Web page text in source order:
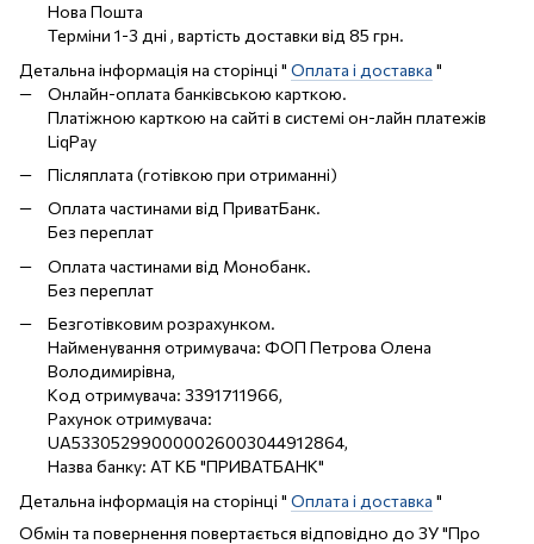
Нова Пошта
Терміни 1-3 дні , вартість доставки від 85 грн.
Детальна інформація на сторінці " Оплата і доставка "
Онлайн-оплата банківською карткою.
Платіжною карткою на сайті в системі он-лайн платежів
LiqPay
Післяплата (готівкою при отриманні)
Оплата частинами від ПриватБанк.
Без переплат
Оплата частинами від Монобанк.
Без переплат
Безготівковим розрахунком.
Найменування отримувача: ФОП Петрова Олена
Володимирівна,
Код отримувача: 3391711966,
Рахунок отримувача:
UA533052990000026003044912864,
Назва банку: АТ КБ "ПРИВАТБАНК"
Детальна інформація на сторінці " Оплата і доставка "
Обмін та повернення повертається відповідно до ЗУ "Про